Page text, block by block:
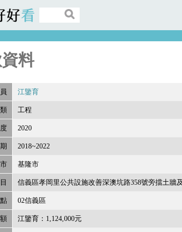
料
江鑒育
工程
2020
2018~2022
基隆市
信義區孝岡里公共設施改善深澳坑路358號旁擋土牆
02信義區
江鑒育：1,124,000元